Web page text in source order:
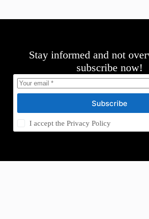
Stay informed and not
subscribe now!
Subscribe
I accept thePrivacy Policy